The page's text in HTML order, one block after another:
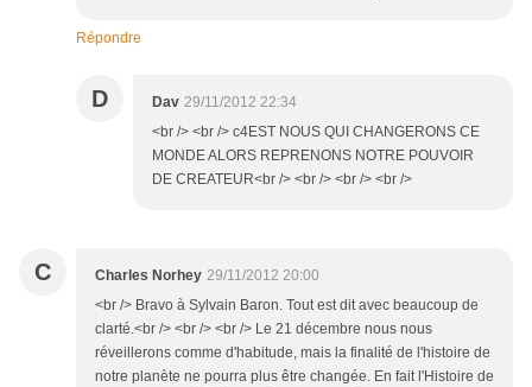
Répondre
D Dav 29/11/2012 22:34
<br /> <br /> c4EST NOUS QUI CHANGERONS CE
MONDE ALORS REPRENONS NOTRE POUVOIR
DE CREATEUR<br /> <br /> <br /> <br />
C Charles Norhey 29/11/2012 20:00
<br /> Bravo à Sylvain Baron. Tout est dit avec beaucoup de
clarté.<br /> <br /> <br /> Le 21 décembre nous nous
réveillerons comme d'habitude, mais la finalité de l'histoire de
notre planète ne pourra plus être changée. En fait l'Histoire de